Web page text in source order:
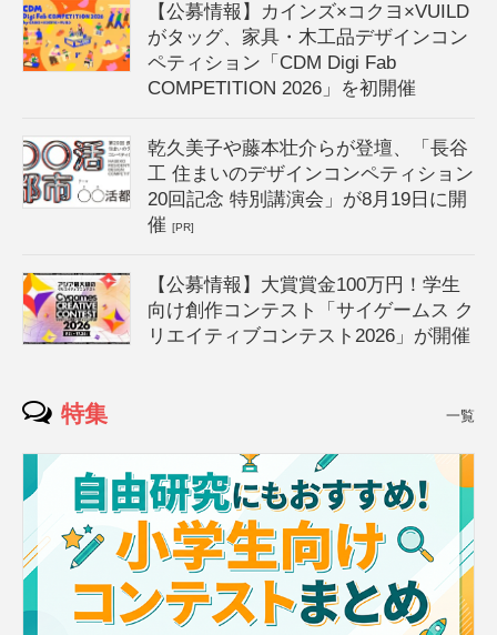
【公募情報】カインズ×コクヨ×VUILD
がタッグ、家具・木工品デザインコン
ペティション「CDM Digi Fab
COMPETITION 2026」を初開催
乾久美子や藤本壮介らが登壇、「長谷
工 住まいのデザインコンペティション
20回記念 特別講演会」が8月19日に開
催[PR]
【公募情報】大賞賞金100万円！学生
向け創作コンテスト「サイゲームス ク
リエイティブコンテスト2026」が開催
特集 一覧